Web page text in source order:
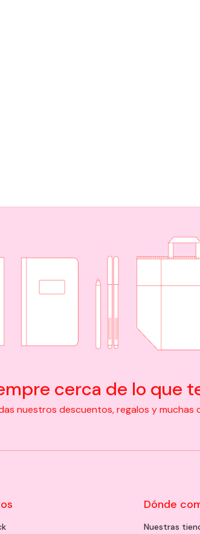
cerca de lo que
nuestros descuentos, regalos y
Dónde
Nuestras